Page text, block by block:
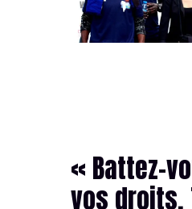
« Battez-
vos droits.